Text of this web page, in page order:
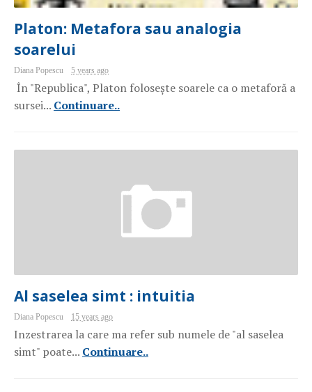
Platon: Metafora sau analogia
soarelui
Diana Popescu 5 years ago
În "Republica", Platon folosește soarele ca o metaforă a
sursei... Continuare..
Al saselea simt : intuitia
Diana Popescu 15 years ago
Inzestrarea la care ma refer sub numele de "al saselea
simt" poate... Continuare..